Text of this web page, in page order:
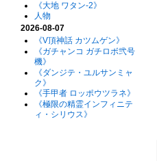
《大地 ワタン-2》
人物
2026-08-07
《V頂神話 カツムゲン》
《ガチャンコ ガチロボ弐号
機》
《ダンジテ・ユルサンミャ
ク》
《手甲者 ロッポウツラネ》
《極限の精霊インフィニテ
ィ・シリウス》